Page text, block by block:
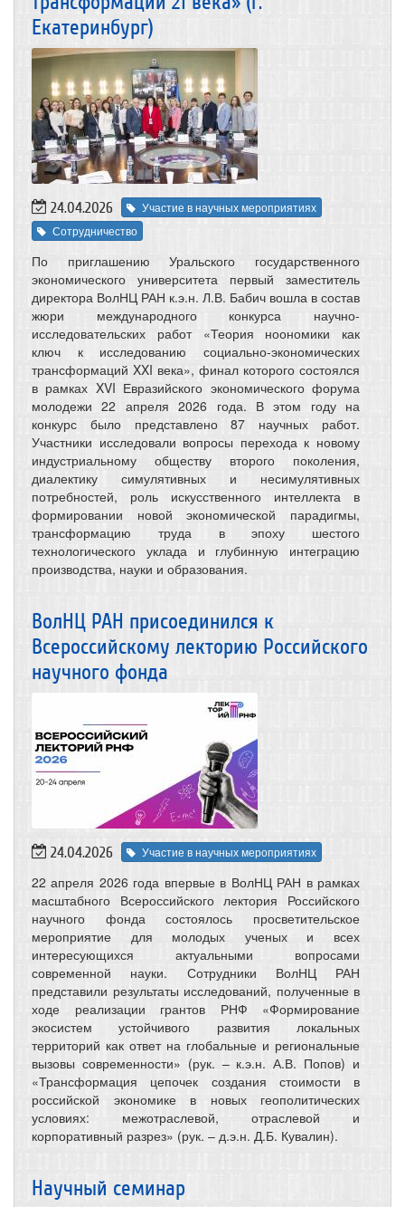
Екатеринбург)
24.04.2026
Участие в научных мероприятиях
Сотрудничество
По приглашению Уральского государственного
экономического университета первый заместитель
директора ВолНЦ РАН к.э.н. Л.В. Бабич вошла в состав
жюри международного конкурса научно-
исследовательских работ «Теория ноономики как
ключ к исследованию социально-экономических
трансформаций XXI века», финал которого состоялся
в рамках XVI Евразийского экономического форума
молодежи 22 апреля 2026 года. В этом году на
конкурс было представлено 87 научных работ.
Участники исследовали вопросы перехода к новому
индустриальному обществу второго поколения,
диалектику симулятивных и несимулятивных
потребностей, роль искусственного интеллекта в
формировании новой экономической парадигмы,
трансформацию труда в эпоху шестого
технологического уклада и глубинную интеграцию
производства, науки и образования.
ВолНЦ РАН присоединился к
Всероссийскому лекторию Российского
научного фонда
24.04.2026 Участие в научных мероприятиях
22 апреля 2026 года впервые в ВолНЦ РАН в рамках
масштабного Всероссийского лектория Российского
научного фонда состоялось просветительское
мероприятие для молодых ученых и всех
интересующихся актуальными вопросами
современной науки. Сотрудники ВолНЦ РАН
представили результаты исследований, полученные в
ходе реализации грантов РНФ «Формирование
экосистем устойчивого развития локальных
территорий как ответ на глобальные и региональные
вызовы современности» (рук. – к.э.н. А.В. Попов) и
«Трансформация цепочек создания стоимости в
российской экономике в новых геополитических
условиях: межотраслевой, отраслевой и
корпоративный разрез» (рук. – д.э.н. Д.Б. Кувалин).
​Научный семинар